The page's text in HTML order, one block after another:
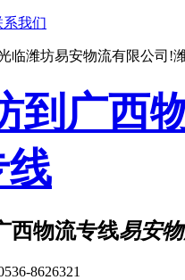
系我们
临潍坊易安物流有限公司!
西物流专线易安
8626321